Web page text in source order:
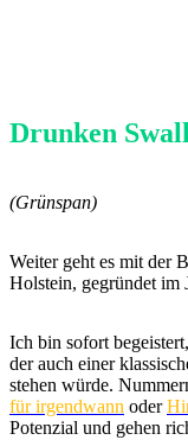
Drunken
(Grünspan)
Weiter geht es mit der
Holstein, gegründet im
Ich bin sofort
der auch einer
stehen würde.
für irgendwann oder
Potenzial und gehen